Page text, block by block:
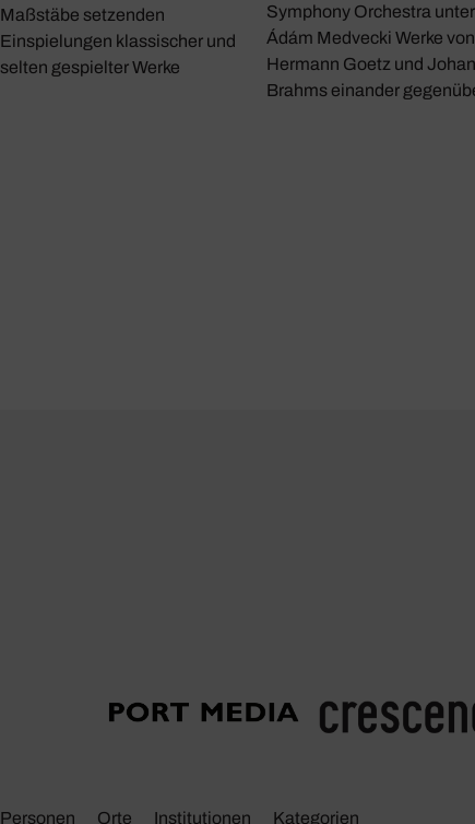
Maßstäbe setzenden
Einspielungen klassischer und
selten gespielter Werke
Symphony Orchestra unter
Ádám Medvecki Werke von
Hermann Goetz und
Brahms einander
Personen Orte Insti­tu­tionen Kate­go­rien